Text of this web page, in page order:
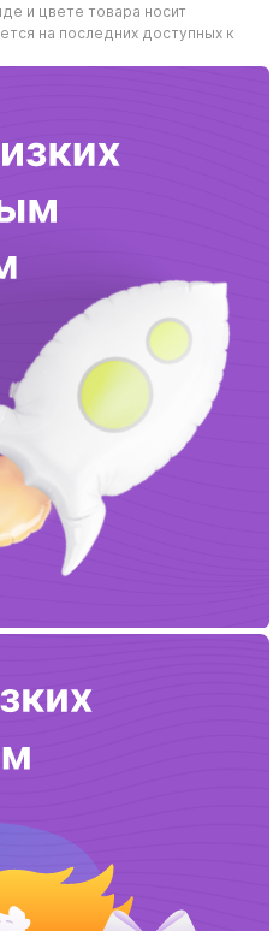
и цвете товара носит
на последних доступных к